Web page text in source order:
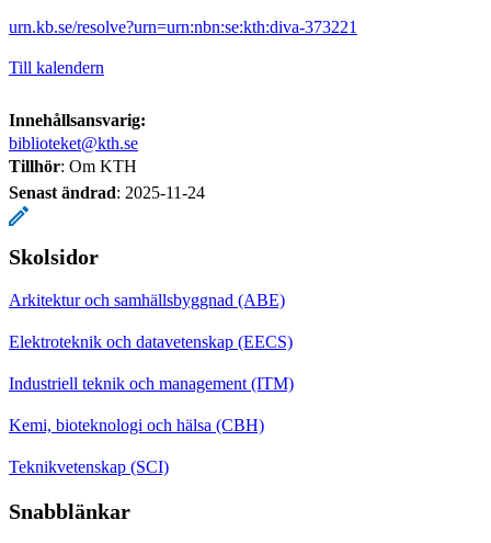
urn.kb.se/resolve?urn=urn:nbn:se:kth:diva-373221
Till kalendern
Innehållsansvarig:
biblioteket@kth.se
Tillhör: Om KTH
Senast ändrad: 2025-11-24
Skolsidor
Arkitektur och samhällsbyggnad (ABE)
Elektroteknik och datavetenskap (EECS)
Industriell teknik och management (ITM)
Kemi, bioteknologi och hälsa (CBH)
Teknikvetenskap (SCI)
Snabblänkar